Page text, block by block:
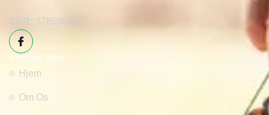
CVR: 37803626
Hurtige links
Hjem
Om Os